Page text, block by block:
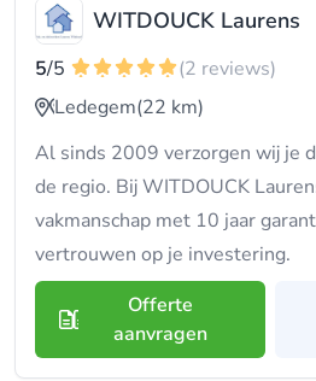
WITDOUCK Laurens
5/5
(2 reviews)
Ledegem(22 km)
Al sinds 2009 verzorgen wij je
de regio. Bij WITDOUCK
vakmanschap met 10 jaar
vertrouwen op je investering.
Offerte
aanvragen